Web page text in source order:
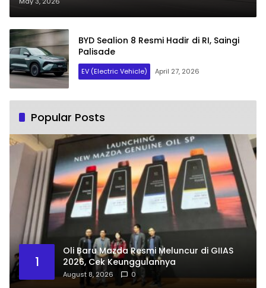
BYD Sealion 8 Resmi Hadir di RI, Saingi
Palisade
EV (Electric Vehicle) April 27, 2026
Popular Posts
1
Oli Baru Mazda Resmi Meluncur di GIIAS
2026, Cek Keunggulannya
August 8, 2026 0